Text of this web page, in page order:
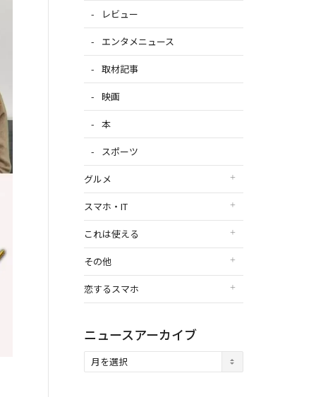
レビュー
エンタメニュース
取材記事
映画
本
スポーツ
グルメ
スマホ・IT
これは使える
その他
恋するスマホ
ニュースアーカイブ
ュ